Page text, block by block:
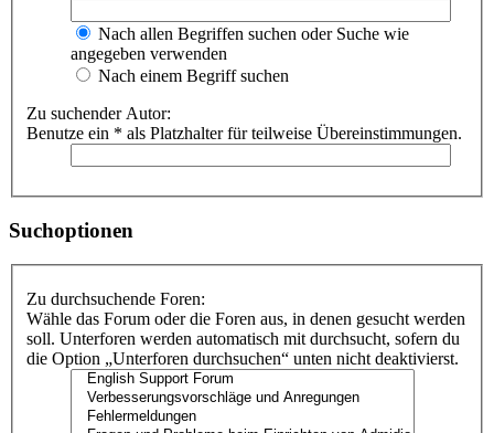
Nach allen Begriffen suchen oder Suche wie
angegeben verwenden
Nach einem Begriff suchen
Zu suchender Autor:
Benutze ein * als Platzhalter für teilweise Übereinstimmungen.
Suchoptionen
Zu durchsuchende Foren:
Wähle das Forum oder die Foren aus, in denen gesucht werden
soll. Unterforen werden automatisch mit durchsucht, sofern du
die Option „Unterforen durchsuchen“ unten nicht deaktivierst.